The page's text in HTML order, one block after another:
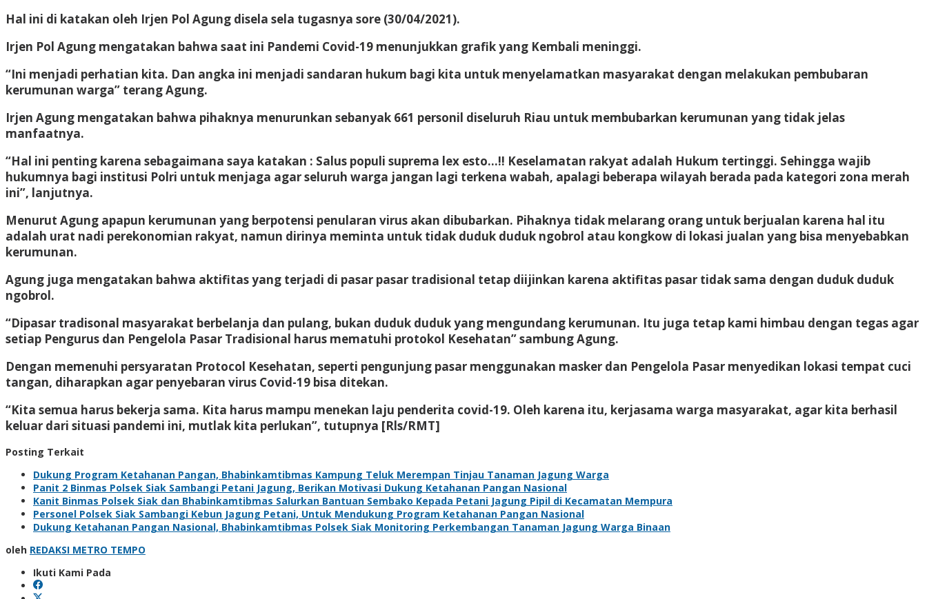
Hal ini di katakan oleh Irjen Pol Agung disela sela tugasnya sore (30/04/2021).
Irjen Pol Agung mengatakan bahwa saat ini Pandemi Covid-19 menunjukkan grafik yang Kembali meninggi.
“Ini menjadi perhatian kita. Dan angka ini menjadi sandaran hukum bagi kita untuk menyelamatkan masyarakat dengan melakukan pembubaran
kerumunan warga” terang Agung.
Irjen Agung mengatakan bahwa pihaknya menurunkan sebanyak 661 personil diseluruh Riau untuk membubarkan kerumunan yang tidak jelas
manfaatnya.
“Hal ini penting karena sebagaimana saya katakan : Salus populi suprema lex esto…!! Keselamatan rakyat adalah Hukum tertinggi. Sehingga wajib
hukumnya bagi institusi Polri untuk menjaga agar seluruh warga jangan lagi terkena wabah, apalagi beberapa wilayah berada pada kategori zona merah
ini”, lanjutnya.
Menurut Agung apapun kerumunan yang berpotensi penularan virus akan dibubarkan. Pihaknya tidak melarang orang untuk berjualan karena hal itu
adalah urat nadi perekonomian rakyat, namun dirinya meminta untuk tidak duduk duduk ngobrol atau kongkow di lokasi jualan yang bisa menyebabkan
kerumunan.
Agung juga mengatakan bahwa aktifitas yang terjadi di pasar pasar tradisional tetap diijinkan karena aktifitas pasar tidak sama dengan duduk duduk
ngobrol.
“Dipasar tradisonal masyarakat berbelanja dan pulang, bukan duduk duduk yang mengundang kerumunan. Itu juga tetap kami himbau dengan tegas agar
setiap Pengurus dan Pengelola Pasar Tradisional harus mematuhi protokol Kesehatan” sambung Agung.
Dengan memenuhi persyaratan Protocol Kesehatan, seperti pengunjung pasar menggunakan masker dan Pengelola Pasar menyedikan lokasi tempat cuci
tangan, diharapkan agar penyebaran virus Covid-19 bisa ditekan.
“Kita semua harus bekerja sama. Kita harus mampu menekan laju penderita covid-19. Oleh karena itu, kerjasama warga masyarakat, agar kita berhasil
keluar dari situasi pandemi ini, mutlak kita perlukan”, tutupnya [Rls/RMT]
Posting Terkait
Dukung Program Ketahanan Pangan, Bhabinkamtibmas Kampung Teluk Merempan Tinjau Tanaman Jagung Warga
Panit 2 Binmas Polsek Siak Sambangi Petani Jagung, Berikan Motivasi Dukung Ketahanan Pangan Nasional
Kanit Binmas Polsek Siak dan Bhabinkamtibmas Salurkan Bantuan Sembako Kepada Petani Jagung Pipil di Kecamatan Mempura
Personel Polsek Siak Sambangi Kebun Jagung Petani, Untuk Mendukung Program Ketahanan Pangan Nasional
Dukung Ketahanan Pangan Nasional, Bhabinkamtibmas Polsek Siak Monitoring Perkembangan Tanaman Jagung Warga Binaan
oleh REDAKSI METRO TEMPO
Ikuti Kami Pada